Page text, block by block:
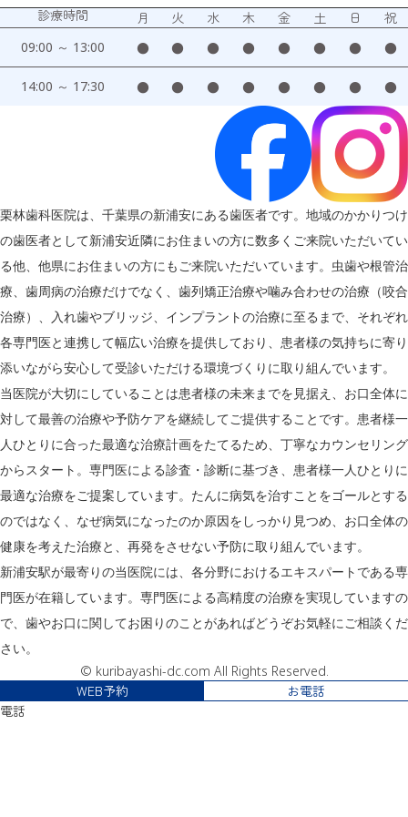
診療時間
月 火 水 木 金 土 日 祝
09:00 ～ 13:00 ● ● ● ● ● ● ● ●
14:00 ～ 17:30 ● ● ● ● ● ● ● ●
栗林歯科医院は、千葉県の新浦安にある歯医者です。地域のかかりつけ
の歯医者として新浦安近隣にお住まいの方に数多くご来院いただいてい
る他、他県にお住まいの方にもご来院いただいています。虫歯や根管治
療、歯周病の治療だけでなく、歯列矯正治療や噛み合わせの治療（咬合
治療）、入れ歯やブリッジ、インプラントの治療に至るまで、それぞれ
各専門医と連携して幅広い治療を提供しており、患者様の気持ちに寄り
添いながら安心して受診いただける環境づくりに取り組んでいます。
当医院が大切にしていることは患者様の未来までを見据え、お口全体に
対して最善の治療や予防ケアを継続してご提供することです。患者様一
人ひとりに合った最適な治療計画をたてるため、丁寧なカウンセリング
からスタート。専門医による診査・診断に基づき、患者様一人ひとりに
最適な治療をご提案しています。たんに病気を治すことをゴールとする
のではなく、なぜ病気になったのか原因をしっかり見つめ、お口全体の
健康を考えた治療と、再発をさせない予防に取り組んでいます。
新浦安駅が最寄りの当医院には、各分野におけるエキスパートである専
門医が在籍しています。専門医による高精度の治療を実現していますの
で、歯やお口に関してお困りのことがあればどうぞお気軽にご相談くだ
さい。
© kuribayashi-dc.com All Rights Reserved.
WEB予約
お電話
電話